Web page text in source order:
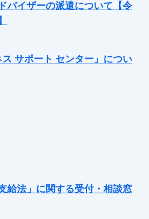
バイザーの派遣について【令
ス サポート センター」につい
給法」に関する受付・相談窓